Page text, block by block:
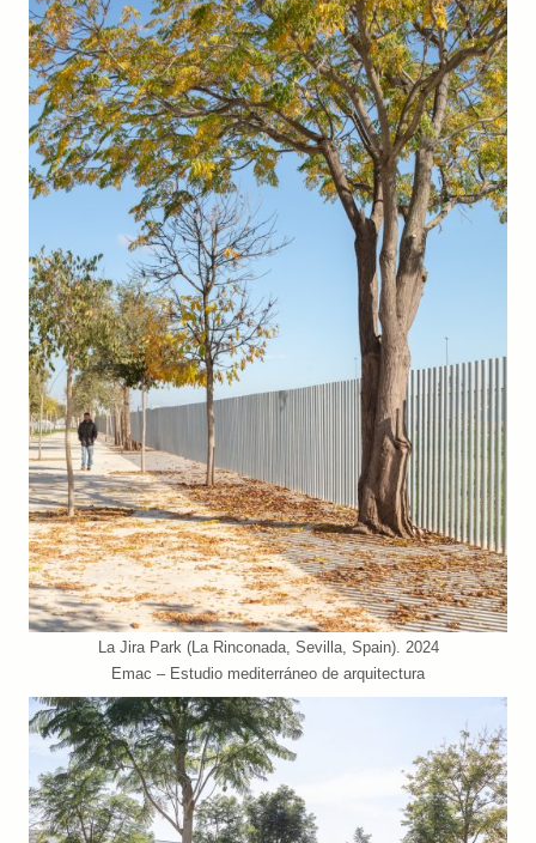
La Jira Park (La Rinconada, Sevilla, Spain). 2024
Emac – Estudio mediterráneo de arquitectura